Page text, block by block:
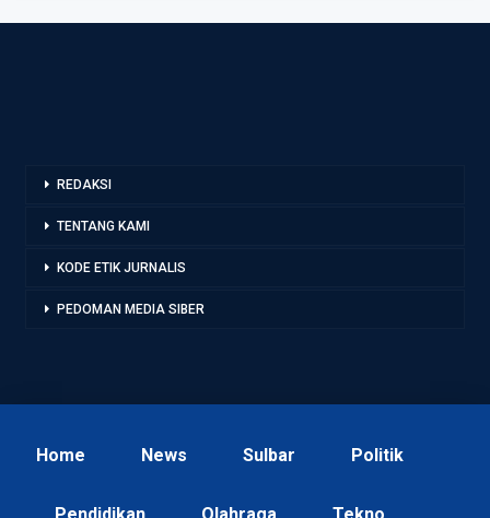
REDAKSI
TENTANG KAMI
KODE ETIK JURNALIS
PEDOMAN MEDIA SIBER
Home News Sulbar Politik